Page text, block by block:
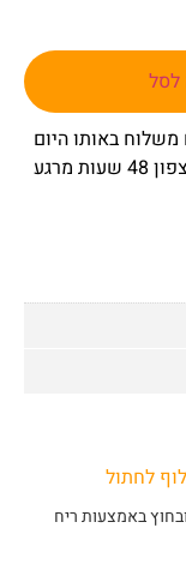
לסל
באותו היום
או 24 שעות מרגע ההזמנה , מרכז, השרון, וצפון 48 שעות מרגע
לחתול
באמצעות ריח